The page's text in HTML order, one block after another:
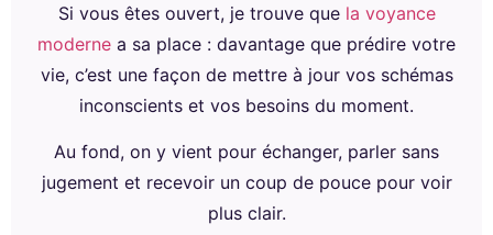
Si vous êtes ouvert, je trouve que la voyance
moderne a sa place : davantage que prédire votre
vie, c’est une façon de mettre à jour vos schémas
inconscients et vos besoins du moment.
Au fond, on y vient pour échanger, parler sans
jugement et recevoir un coup de pouce pour voir
plus clair.